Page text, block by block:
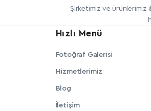
Şirketimiz ve
Hızlı Menü
Fotoğraf Galerisi
Hizmetlerimiz
Blog
İletişim